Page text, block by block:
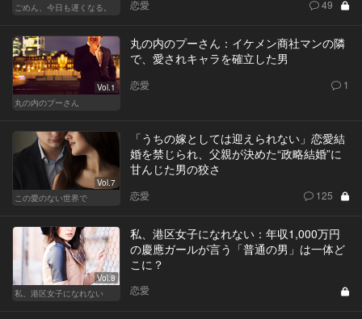
ごめん、今日も遅くなる。
恋愛 49
Vol.1
丸の内のプーさん
丸の内のプーさん：イケメン商社マンの隣
で、愛されキャラを確立した男
恋愛 1
Vol.7
この愛のない世界で
「うちの嫁としては迎えられない」恋愛結
婚を禁じられ、父親が決めた“政略結婚”に
甘んじた男の狡さ
恋愛 125
Vol.8
私、港区女子になれない
私、港区女子になれない：年収1,000万円
の慶應ガールが言う「普通の男」は一体ど
こに？
恋愛